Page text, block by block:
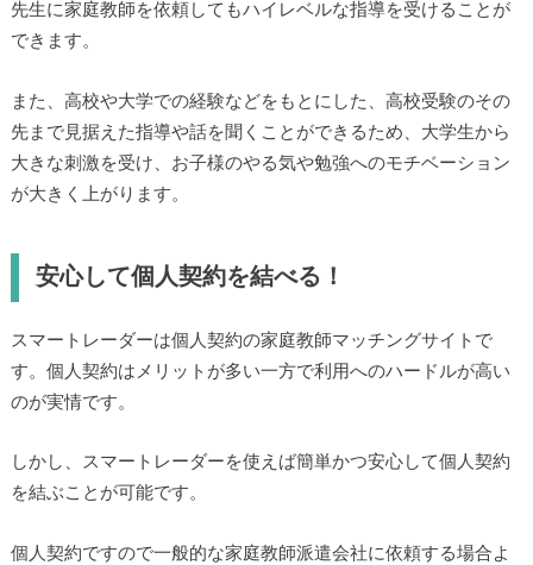
先生に家庭教師を依頼してもハイレベルな指導を受けることが
できます。
また、高校や大学での経験などをもとにした、高校受験のその
先まで見据えた指導や話を聞くことができるため、大学生から
大きな刺激を受け、お子様のやる気や勉強へのモチベーション
が大きく上がります。
安心して個人契約を結べる！
スマートレーダーは個人契約の家庭教師マッチングサイトで
す。個人契約はメリットが多い一方で利用へのハードルが高い
のが実情です。
しかし、スマートレーダーを使えば簡単かつ安心して個人契約
を結ぶことが可能です。
個人契約ですので一般的な家庭教師派遣会社に依頼する場合よ